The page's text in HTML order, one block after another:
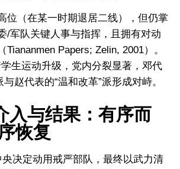
位（在某一时期退居二线），但仍掌
/军队关键人事与指挥，且拥有对动
Tiananmen Papers; Zelin, 2001）。
生运动升级，党内分裂显著，邓代
与赵代表的“温和改革”派形成对峙。
入与结果：有序而
恢复
决定动用戒严部队，最终以武力清